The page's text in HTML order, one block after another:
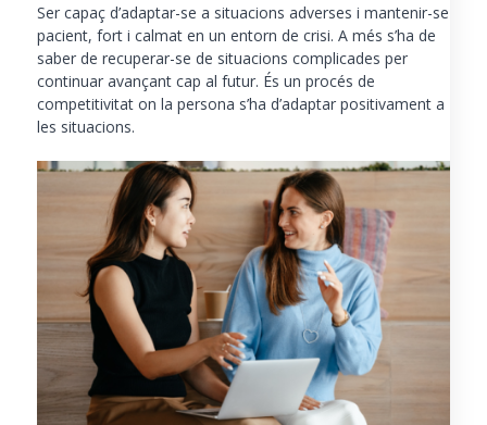
Ser capaç d’adaptar-se a situacions adverses i mantenir-se
pacient, fort i calmat en un entorn de crisi. A més s’ha de
saber de recuperar-se de situacions complicades per
continuar avançant cap al futur. És un procés de
competitivitat on la persona s’ha d’adaptar positivament a
les situacions.